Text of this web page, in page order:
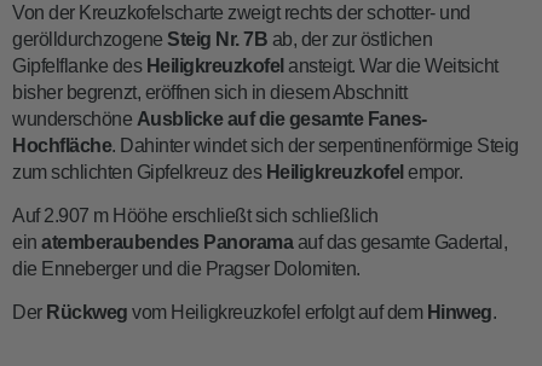
Von der Kreuzkofelscharte zweigt rechts der schotter- und
gerölldurchzogene Steig Nr. 7B ab, der zur östlichen
Gipfelflanke des Heiligkreuzkofel ansteigt. War die Weitsicht
bisher begrenzt, eröffnen sich in diesem Abschnitt
wunderschöne Ausblicke auf die gesamte Fanes-
Hochfläche. Dahinter windet sich der serpentinenförmige Steig
zum schlichten Gipfelkreuz des Heiligkreuzkofel empor.
Auf 2.907 m Hööhe erschließt sich schließlich
ein atemberaubendes Panoramaauf das gesamte Gadertal,
die Enneberger und die Pragser Dolomiten.
Der Rückweg vom Heiligkreuzkofel erfolgt auf dem Hinweg.